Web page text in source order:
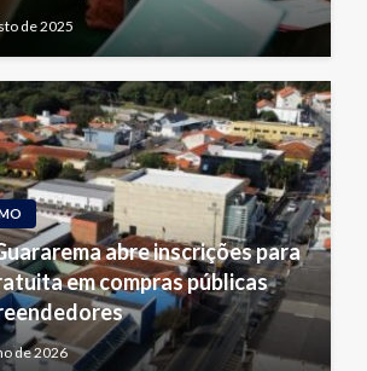
de 2025
abre inscrições para
em compras públicas
de 2026